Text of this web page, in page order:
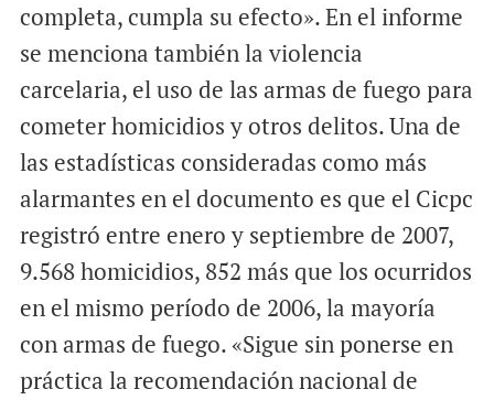
completa, cumpla su efecto». En el informe
se menciona también la violencia
carcelaria, el uso de las armas de fuego para
cometer homicidios y otros delitos. Una de
las estadísticas consideradas como más
alarmantes en el documento es que el Cicpc
registró entre enero y septiembre de 2007,
9.568 homicidios, 852 más que los ocurridos
en el mismo período de 2006, la mayoría
con armas de fuego. «Sigue sin ponerse en
práctica la recomendación nacional de